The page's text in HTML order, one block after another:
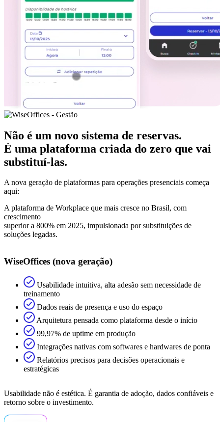
Não é um novo sistema de reservas.
É uma plataforma criada do zero que vai
substituí-las.
A nova geração de plataformas para operações presenciais começa
aqui:
A plataforma de Workplace que mais cresce no Brasil, com
crescimento
superior a 800% em 2025, impulsionada por substituições de
soluções legadas.
WiseOffices (nova geração)
Usabilidade intuitiva, alta adesão sem necessidade de
treinamento
Dados reais de presença e uso do espaço
Arquitetura pensada como plataforma desde o início
99,97% de uptime em produção
Integrações nativas com softwares e hardwares de ponta
Relatórios precisos para decisões operacionais e
estratégicas
Usabilidade não é estética. É garantia de adoção, dados confiáveis e
retorno sobre o investimento.